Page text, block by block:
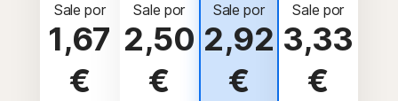
Sale por
1,67
€
Sale por
2,50
€
Sale por
2,92
€
Sale por
3,33
€